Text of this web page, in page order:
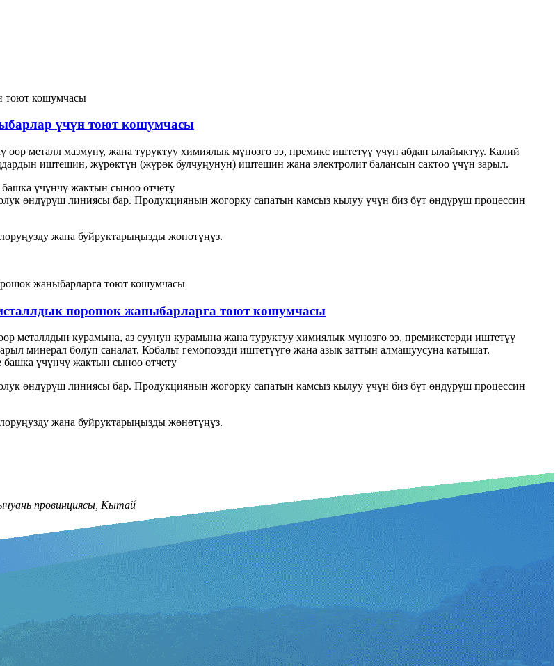
үчүн тоют кошумчасы
металл мазмуну, жана туруктуу химиялык мүнөзгө ээ, премикс иштетүү үчүн абдан ылайыктуу. Калий
иштешин, жүрөктүн (жүрөк булчуңунун) иштешин жана электролит балансын сактоо үчүн зарыл.
үчүнчү жактын сыноо отчету
өндүрүш линиясы бар. Продукциянын жогорку сапатын камсыз кылуу үчүн биз бүт өндүрүш процессин
жана буйруктарыңызды жөнөтүңүз.
порошок жаныбарларга тоют кошумчасы
металлдын курамына, аз суунун курамына жана туруктуу химиялык мүнөзгө ээ, премикстерди иштетүү
минерал болуп саналат. Кобальт гемопоэзди иштетүүгө жана азык заттын алмашуусуна катышат.
үчүнчү жактын сыноо отчету
өндүрүш линиясы бар. Продукциянын жогорку сапатын камсыз кылуу үчүн биз бүт өндүрүш процессин
жана буйруктарыңызды жөнөтүңүз.
провинциясы, Кытай